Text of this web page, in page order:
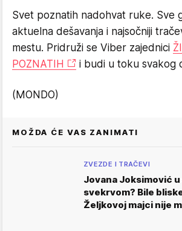
Svet poznatih nadohvat ruke. Sve
aktuelna dešavanja i najsočniji
mestu. Pridruži se Viber zajednici
POZNATIH
i budi u toku svakog
(MONDO)
MOŽDA ĆE VAS ZANIMATI
ZVEZDE I TRAČEVI
Jovana Joksimović
svekrvom? Bile
Željkovoj majci nije